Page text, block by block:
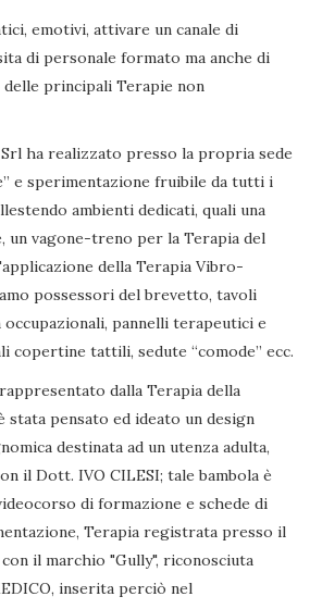
emotivi, attivare un canale di
di personale formato ma anche di
principali Terapie non
ha realizzato presso la propria sede
e sperimentazione fruibile da tutti i
ambienti dedicati, quali una
un vagone-treno per la Terapia del
della Terapia Vibro-
possessori del brevetto, tavoli
pannelli terapeutici e
copertine tattili, sedute “comode” ecc.
dalla Terapia della
stata pensato ed ideato un design
destinata ad un utenza adulta,
il Dott. IVO CILESI; tale bambola è
di formazione e schede di
Terapia registrata presso il
il marchio "Gully", riconosciuta
inserita perciò nel